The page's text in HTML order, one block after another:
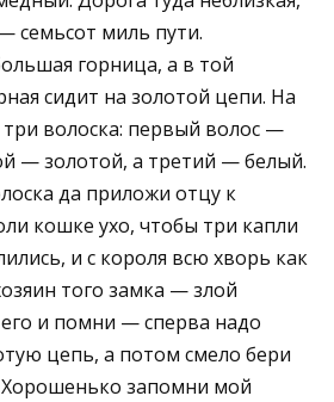
семьсот миль пути.
горница, а в той
сидит на золотой цепи. На
волоска: первый волос —
— золотой, а третий — белый.
да приложи отцу к
кошке ухо, чтобы три капли
и с короля всю хворь как
того замка — злой
его и помни — сперва надо
цепь, а потом смело бери
Хорошенько запомни мой